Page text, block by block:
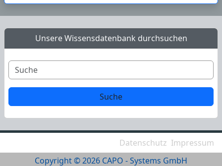
Unsere Wissensdatenbank durchsuchen
Datenschutz Impressum
Copyright © 2026 CAPO - Systems GmbH